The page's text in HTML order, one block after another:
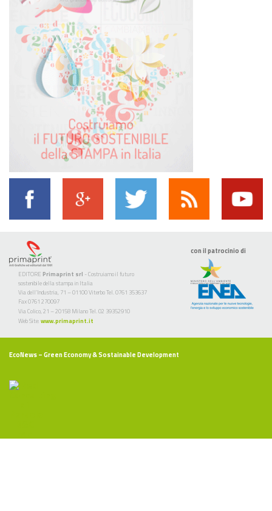
EDITORE Primaprint srl - Costruiamo il futuro
sostenibile della stampa in Italia
Via dell’Industria, 71 – 01100 Viterbo Tel. 0761 353637
Fax 0761 270097
Via Colico, 21 – 20158 Milano Tel. 02 39352910
Web Site: www.primaprint.it
con il patrocinio di
EcoNews– Green Economy & Sostainable Development